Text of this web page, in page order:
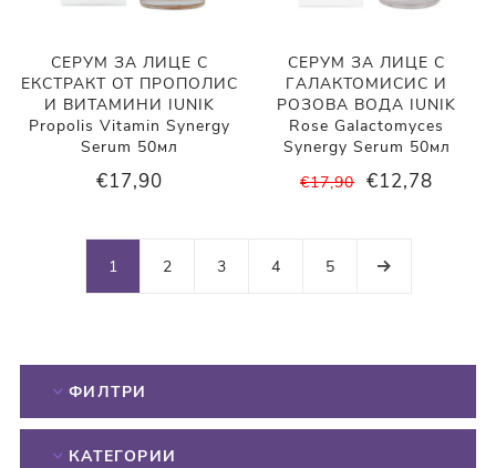
СЕРУМ ЗА ЛИЦЕ С
ЕКСТРАКТ ОТ ПРОПОЛИС
И ВИТАМИНИ IUNIK
Propolis Vitamin Synergy
Serum 50мл
€17,90
СЕРУМ ЗА ЛИЦЕ С
ГАЛАКТОМИСИС И
РОЗОВА ВОДА IUNIK
Rose Galactomyces
Synergy Serum 50мл
€17,90 €12,78
1 2 3 4 5
ФИЛТРИ
КАТЕГОРИИ